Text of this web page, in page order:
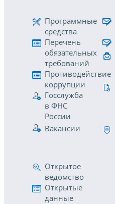
Программные
средства
Перечень
обязательных
требований
Противодействие
коррупции
Госслужба
в ФНС
России
Вакансии
Открытое
ведомство
Открытые
данные